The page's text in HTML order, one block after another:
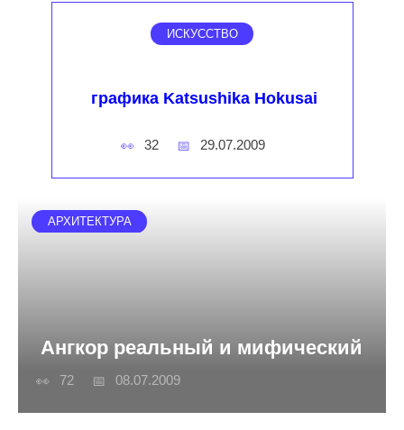
ИСКУССТВО
графика Katsushika Hokusai
32 29.07.2009
АРХИТЕКТУРА
Ангкор реальный и мифический
72 08.07.2009